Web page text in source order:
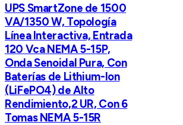
UPS SmartZone de 1500
VA/1350 W, Topología
Línea Interactiva, Entrada
120 Vca NEMA 5-15P,
Onda Senoidal Pura, Con
Baterías de Lithium-Ion
(LiFePO4) de Alto
Rendimiento,2 UR, Con 6
Tomas NEMA 5-15R